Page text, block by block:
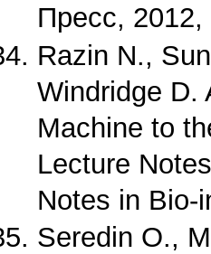
Пресс, 2012,
Razin N.,
Windridge D.
Machine to
Lecture
Notes in Bio-
Seredin O.,